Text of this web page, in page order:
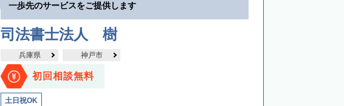
一歩先のサービスをご提供します
司法書士法人 樹
兵庫県 神戸市
初回相談無料
土日祝OK